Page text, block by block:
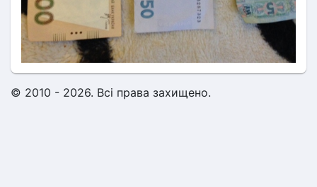
© 2010 - 2026. Всі права захищено.